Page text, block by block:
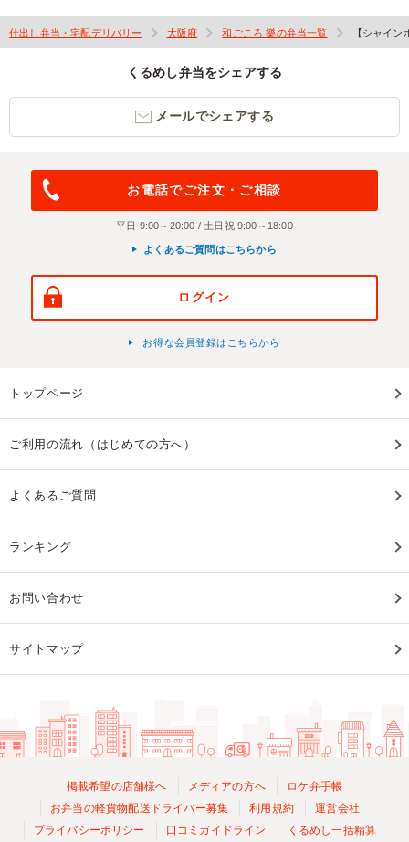
仕出し弁当・宅配デリバリー 大阪府 和ごころ 樂の弁当一覧 【シャイ
くるめし弁当をシェアする
メールでシェアする
お電話でご注文・ご相談
平日 9:00～20:00 / 土日祝 9:00～18:00
よくあるご質問はこちらから
ログイン
お得な会員登録はこちらから
トップページ
ご利用の流れ（はじめての方へ）
よくあるご質問
ランキング
お問い合わせ
サイトマップ
掲載希望の店舗様へ メディアの方へ
ロケ弁手帳
お弁当の軽貨物配送ドライバー募集
利用規約
運営会社
プライバシーポリシー
口コミガイドライン くるめし一括精算